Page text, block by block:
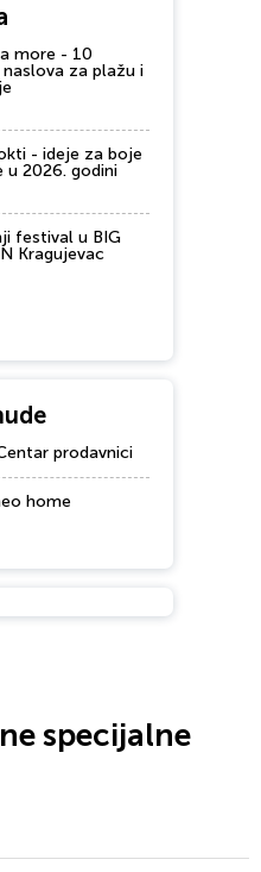
more - 10
za plažu i
- ideje za boje
u 2026. godini
festival u BIG
Kragujevac
prodavnici
home
specijalne